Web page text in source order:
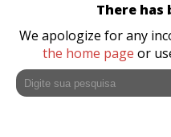
There has
We apologize for any
the home page or